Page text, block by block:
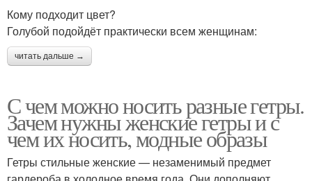
Кому подходит цвет?
Голубой подойдёт практически всем женщинам:
читать дальше →
С чем можно носить разные гетры.
Зачем нужны женские гетры и с
чем их носить, модные образы
Гетры стильные женские — незаменимый предмет